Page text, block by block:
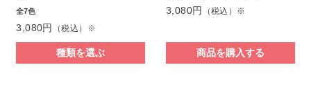
全7色
3,080円 （税込）※
種類を選ぶ
3,080円
（税込）※
商品を購入する